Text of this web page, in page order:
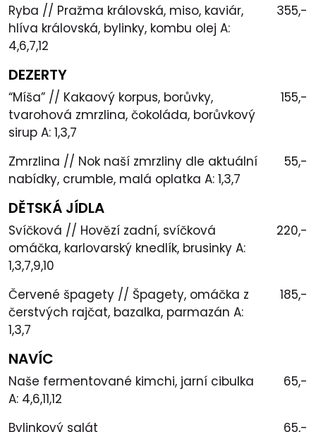
Ryba // Pražma královská, miso, kaviár,
hlíva královská, bylinky, kombu olej A:
4,6,7,12
355,-
DEZERTY
“Míša” // Kakaový korpus, borůvky,
tvarohová zmrzlina, čokoláda, borůvkový
sirup A: 1,3,7
155,-
Zmrzlina // Nok naší zmrzliny dle aktuální
nabídky, crumble, malá oplatka A: 1,3,7
55,-
DĚTSKÁ JÍDLA
Svíčková // Hovězí zadní, svíčková
omáčka, karlovarský knedlík, brusinky A:
1,3,7,9,10
220,-
Červené špagety // Špagety, omáčka z
čerstvých rajčat, bazalka, parmazán A:
1,3,7
185,-
NAVÍC
Naše fermentované kimchi, jarní cibulka
A: 4,6,11,12
65,-
Bylinkový salát
65,-